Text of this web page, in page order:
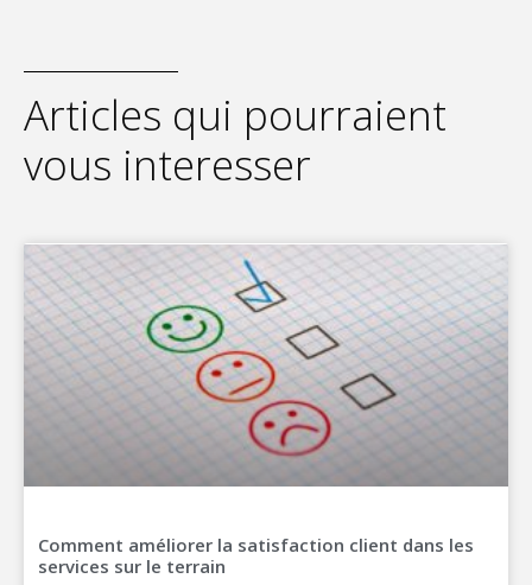
Articles qui pourraient
vous interesser
Comment améliorer la satisfaction client dans les
services sur le terrain